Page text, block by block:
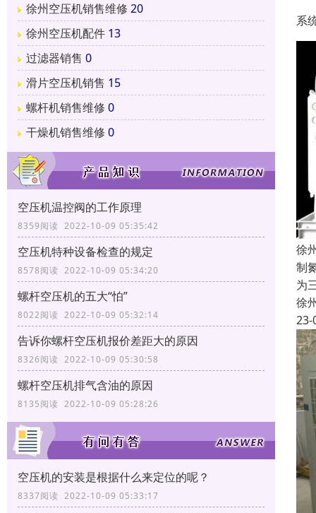
徐州空压机销售维修 20
徐州空压机配件 13
过滤器销售 0
滑片空压机销售 15
螺杆机销售维修 0
干燥机销售维修 0
空压机温控阀的工作原理
8359阅读 2022-10-09 05:35:42
空压机特种设备检查的规定
8578阅读 2022-10-09 05:34:20
螺杆空压机的五大“怕”
8022阅读 2022-10-09 05:32:14
告诉你螺杆空压机报价差距大的原因
8326阅读 2022-10-09 05:30:58
螺杆空压机排气含油的原因
8135阅读 2022-10-09 05:28:26
空压机的安装是根据什么来定位的呢？
8337阅读 2022-10-09 05:33:17
系
徐
制
为
徐
23-